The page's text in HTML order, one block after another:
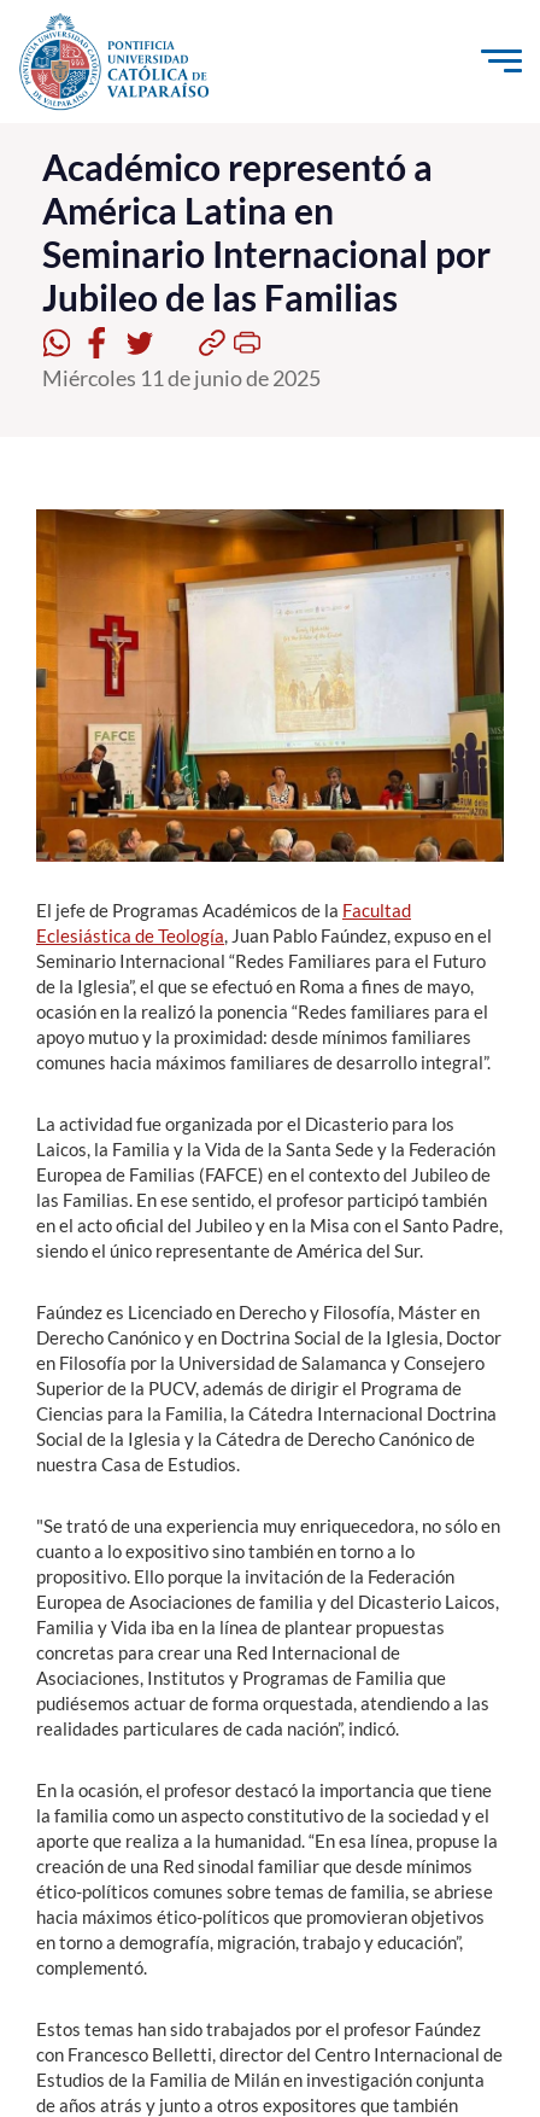
Click acá para ir directamente al contenido
La Universidad
Investigación, Creación e Innovación
PUCV Internacional
Vinculación con el Medio
Admisión
Formación Continua
Estudiantes
Académicos
Funcionarios
Alumni
English
Académico representó a
América Latina en
Seminario Internacional por
Jubileo de las Familias
Miércoles 11 de junio de 2025
El jefe de Programas Académicos de la Facultad
Eclesiástica de Teología , Juan Pablo Faúndez, expuso en el
Seminario Internacional “Redes Familiares para el Futuro
de la Iglesia”, el que se efectuó en Roma a fines de mayo,
ocasión en la realizó la ponencia “Redes familiares para el
apoyo mutuo y la proximidad: desde mínimos familiares
comunes hacia máximos familiares de desarrollo integral”.
La actividad fue organizada por el Dicasterio para los
Laicos, la Familia y la Vida de la Santa Sede y la Federación
Europea de Familias (FAFCE) en el contexto del Jubileo de
las Familias. En ese sentido, el profesor participó también
en el acto oficial del Jubileo y en la Misa con el Santo Padre,
siendo el único representante de América del Sur.
Faúndez es Licenciado en Derecho y Filosofía, Máster en
Derecho Canónico y en Doctrina Social de la Iglesia, Doctor
en Filosofía por la Universidad de Salamanca y Consejero
Superior de la PUCV, además de dirigir el Programa de
Ciencias para la Familia, la Cátedra Internacional Doctrina
Social de la Iglesia y la Cátedra de Derecho Canónico de
nuestra Casa de Estudios.
"Se trató de una experiencia muy enriquecedora, no sólo en
cuanto a lo expositivo sino también en torno a lo
propositivo. Ello porque la invitación de la Federación
Europea de Asociaciones de familia y del Dicasterio Laicos,
Familia y Vida iba en la línea de plantear propuestas
concretas para crear una Red Internacional de
Asociaciones, Institutos y Programas de Familia que
pudiésemos actuar de forma orquestada, atendiendo a las
realidades particulares de cada nación”, indicó.
En la ocasión, el profesor destacó la importancia que tiene
la familia como un aspecto constitutivo de la sociedad y el
aporte que realiza a la humanidad. “En esa línea, propuse la
creación de una Red sinodal familiar que desde mínimos
ético-políticos comunes sobre temas de familia, se abriese
hacia máximos ético-políticos que promovieran objetivos
en torno a demografía, migración, trabajo y educación”,
complementó.
Estos temas han sido trabajados por el profesor Faúndez
con Francesco Belletti, director del Centro Internacional de
Estudios de la Familia de Milán en investigación conjunta
de años atrás y junto a otros expositores que también